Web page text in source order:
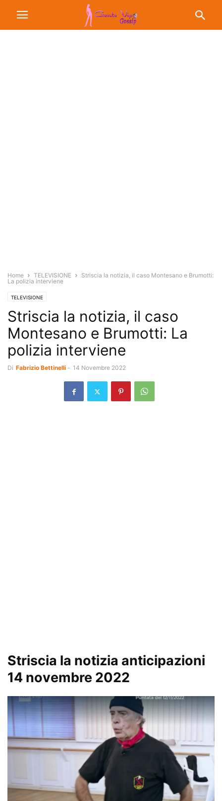
Home TELEVISIONE
Striscia la notizia, il caso Montesano e Brumotti:
La polizia interviene
TELEVISIONE
Striscia la notizia, il caso
Montesano e Brumotti: La
polizia interviene
Di Fabrizio Bettinelli - 14 Novembre 2022
Striscia la notizia anticipazioni
14 novembre 2022